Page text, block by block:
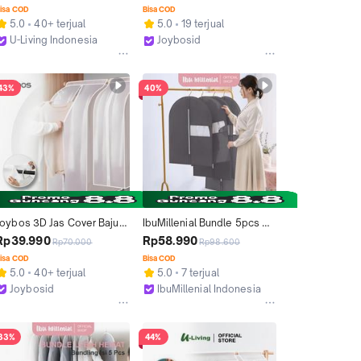
Air Anti Debu Pelindung
Pakaian CB002
COD
5.0
40+ terjual
U-Living Indonesia
Air Anti Debu Pelindung
Pakaian CB002
Bisa COD
5.0
19 terjual
Joybosid
3D Jas Cover Baju
Zip Anti Air Anti
CB003
Rp70.000
COD
5.0
40+ terjual
Joybosid
40%
IbuMillenial Bundle 5pcs
Cover Jas Cover Suit Cover
Gantung Zipper Dengan
Jendela Bening Transparan
Tahan Air Debu CB005
Rp58.990Rp98.600
Bisa COD
5.0
7 terjual
IbuMillenial Indonesia
44%